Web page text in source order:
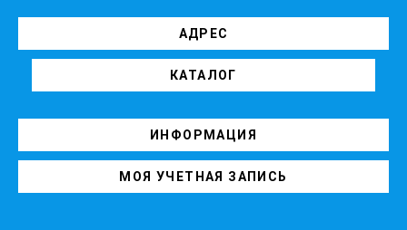
АДРЕС
КАТАЛОГ
ИНФОРМАЦИЯ
МОЯ УЧЕТНАЯ ЗАПИСЬ